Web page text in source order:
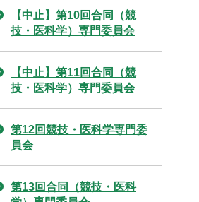
【中止】第10回合同（競
技・医科学）専門委員会
【中止】第11回合同（競
技・医科学）専門委員会
第12回競技・医科学専門委
員会
第13回合同（競技・医科